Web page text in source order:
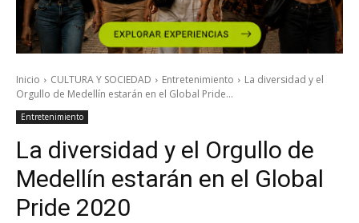
Inicio CULTURA Y SOCIEDAD Entretenimiento
La diversidad y el
Orgullo de Medellín estarán en el Global Pride...
Entretenimiento
La diversidad y el Orgullo de
Medellín estarán en el Global
Pride 2020